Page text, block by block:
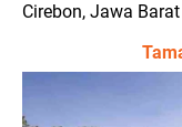
Cirebon, Jawa